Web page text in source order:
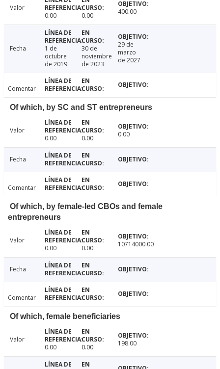
Valor
0.00
0.00 400.00
Fecha
1 de
octubre
de 2019
30 de
noviembre
de 2023
29 de
marzo
de 2027
Comentar
Of which, by SC and ST entrepreneurs
Valor
0.00
0.00 0.00
Fecha
Comentar
Of which, by female-led CBOs and female
entrepreneurs
Valor
0.00
0.00 10714000.00
Fecha
Comentar
Of which, female beneficiaries
Valor
0.00
0.00 198.00